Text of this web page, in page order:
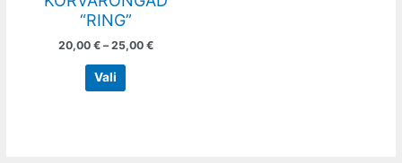
“RING”
20,00 € – 25,00 €
Vali
the
page